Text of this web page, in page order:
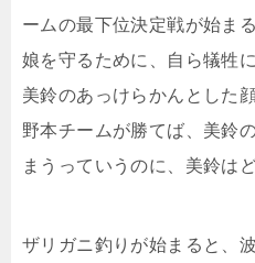
ームの最下位決定戦が始まる
娘を守るために、自ら犠牲
美鈴のあっけらかんとした
野本チームが勝てば、美鈴
まうっていうのに、美鈴は
ザリガニ釣りが始まると、